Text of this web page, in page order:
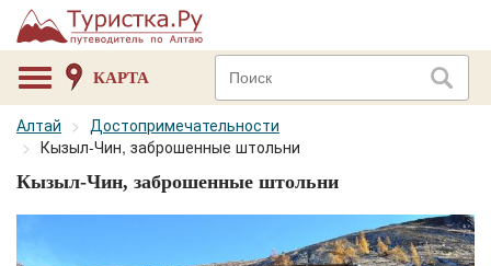
КАРТА
Алтай
Достопримечательности
Кызыл-Чин, заброшенные штольни
Кызыл-Чин, заброшенные штольни